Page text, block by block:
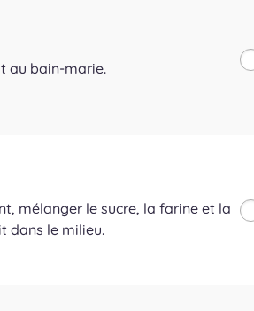
au bain-marie.
mélanger le sucre, la farine et la
dans le milieu.